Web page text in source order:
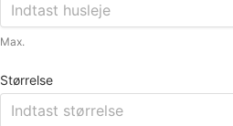
Max.
Størrelse